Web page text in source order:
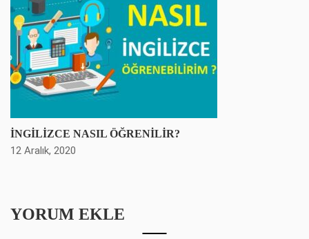
İNGİLİZCE NASIL ÖĞRENİLİR?
12 Aralık, 2020
YORUM EKLE